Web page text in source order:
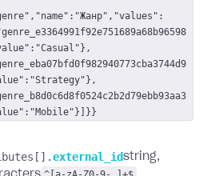
external_idstring